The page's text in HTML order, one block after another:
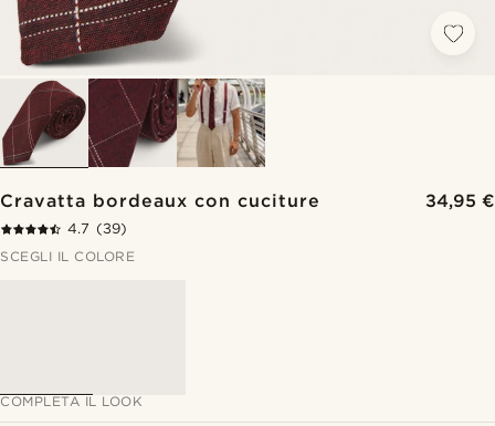
Cravatta bordeaux con cuciture 34,95 €
4.7 (39)
SCEGLI IL COLORE
COMPLETA IL LOOK